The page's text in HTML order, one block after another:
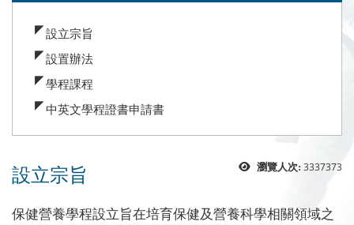
設立宗旨
設置辦法
學程課程
中英文學程證書申請書
瀏覽人次: 3337373
設立宗旨
保健營養學程設立旨在培育保健及營養科學相關領域之